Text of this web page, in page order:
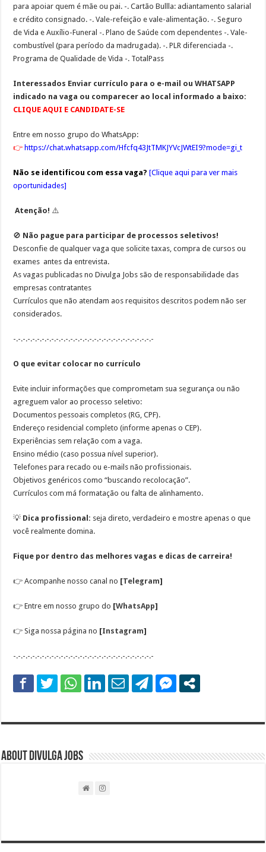
para apoiar quem é mãe ou pai. -. Cartão Bullla: adiantamento salarial
e crédito consignado. -. Vale-refeição e vale-alimentação. -. Seguro
de Vida e Auxílio-Funeral -. Plano de Saúde com dependentes -. Vale-
combustível (para período da madrugada). -. PLR diferenciada -.
Programa de Qualidade de Vida -. TotalPass
Interessados Enviar currículo para o e-mail ou WHATSAPP
indicado na vaga ou comparecer ao local informado a baixo:
CLIQUE AQUI E CANDIDATE-SE
Entre em nosso grupo do WhatsApp:
👉 https://chat.whatsapp.com/Hfcfq43JtTMKJYVcJWtEI9?mode=gi_t
Não se identificou com essa vaga? [Clique aqui para ver mais
oportunidades]
Atenção! ⚠️
🚫 Não pague para participar de processos seletivos!
Desconfie de qualquer vaga que solicitetaxas, compra de cursos ou
exames antes da entrevista.
As vagas publicadas no Divulga Jobs são de responsabilidade das
empresas contratantes
Currículos que não atendam aos requisitos descritos podem não ser
considerados.
-.-.-.-.-.-.-.-.-.-.-.-.-.-.-.-.-.-.-.-.-.-.-.-.-.-.-.-.-.-
O que evitar colocar no currículo
Evite incluir informações que comprometam sua segurança ou não
agreguem valor ao processo seletivo:
Documentos pessoais completos (RG, CPF).
Endereço residencial completo (informe apenas o CEP).
Experiências sem relação com a vaga.
Ensino médio (caso possua nível superior).
Telefones para recado ou e-mails não profissionais.
Objetivos genéricos como “buscando recolocação”.
Currículos com má formatação ou falta de alinhamento.
💡 Dica profissional: seja direto, verdadeiro e mostre apenas o que
você realmente domina.
Fique por dentro das melhores vagas e dicas de carreira!
👉 Acompanhe nosso canal no [Telegram]
👉 Entre em nosso grupo do [WhatsApp]
👉 Siga nossa página no [Instagram]
-.-.-.-.-.-.-.-.-.-.-.-.-.-.-.-.-.-.-.-.-.-.-.-.-.-.-.-.-.-
About DIVULGA JOBS